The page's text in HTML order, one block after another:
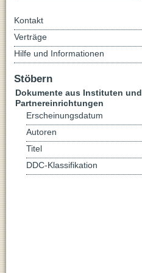
Kontakt
Verträge
Hilfe und Informationen
Stöbern
Dokumente aus Instituten und
Partnereinrichtungen
Erscheinungsdatum
Autoren
Titel
DDC-Klassifikation